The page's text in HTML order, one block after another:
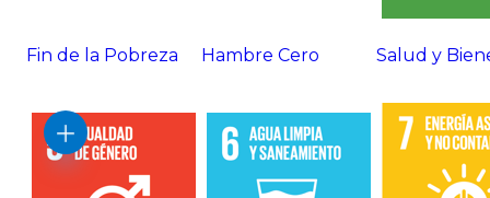
Fin de la Pobreza Hambre Cero Salud y